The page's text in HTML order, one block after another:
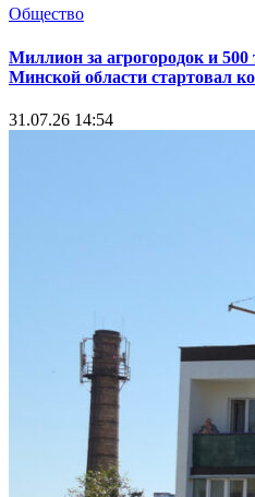
Общество
Миллион за агрогородок и
Минской области стартовал
31.07.26 14:54